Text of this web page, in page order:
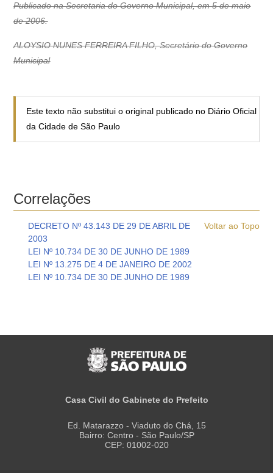
Publicado na Secretaria do Governo Municipal, em 5 de maio
de 2006.
ALOYSIO NUNES FERREIRA FILHO, Secretário do Governo
Municipal
Este texto não substitui o original publicado no Diário Oficial
da Cidade de São Paulo
Correlações
Voltar ao Topo
DECRETO Nº 43.143 DE 29 DE ABRIL DE
2003
LEI Nº 10.734 DE 30 DE JUNHO DE 1989
LEI Nº 13.275 DE 4 DE JANEIRO DE 2002
LEI Nº 10.734 DE 30 DE JUNHO DE 1989
Casa Civil do Gabinete do Prefeito
Ed. Matarazzo - Viaduto do Chá, 15
Bairro: Centro - São Paulo/SP
CEP: 01002-020